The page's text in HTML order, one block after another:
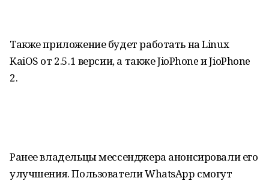
Также приложение будет работать на Linux
KaiOS от 2.5.1 версии, а также JioPhone и JioPhone
2.
Ранее владельцы мессенджера анонсировали его
улучшения. Пользователи WhatsApp смогут